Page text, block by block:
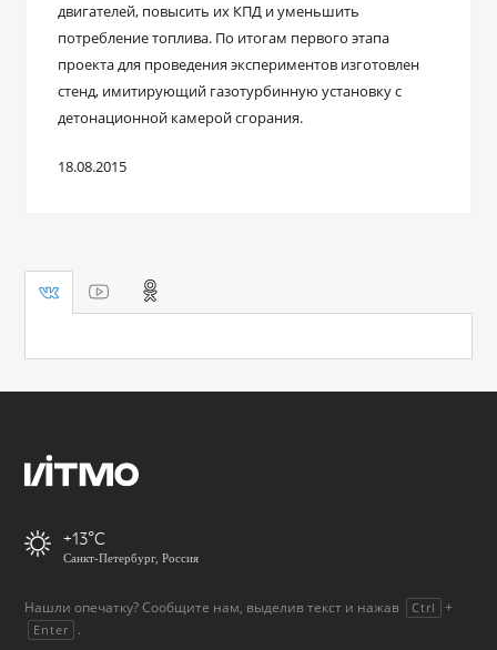
двигателей, повысить их КПД и уменьшить
потребление топлива. По итогам первого этапа
проекта для проведения экспериментов изготовлен
стенд, имитирующий газотурбинную установку с
детонационной камерой сгорания.
18.08.2015
+13
Санкт-Петербург, Россия
Нашли опечатку? Сообщите нам, выделив текст и нажав Ctrl +
Enter .